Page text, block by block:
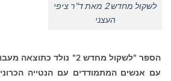
לשקול מחדש 2 מאת ד"ר ציפי
העצני
הספר "לשקול מחדש 2" נולד
עם אנשים המתמודדים עם הנטייה